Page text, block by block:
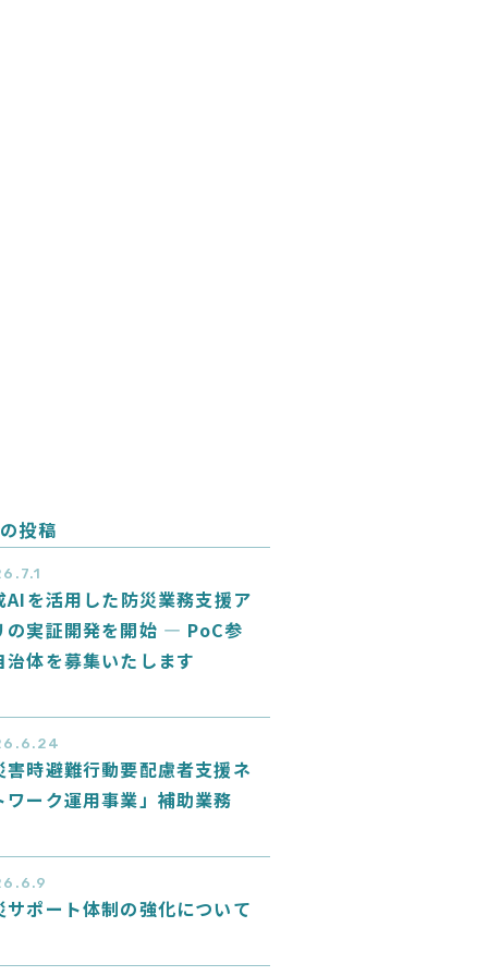
投稿
AIを活用した防災業務支援ア
の実証開発を開始 ― PoC参
治体を募集いたします
害時避難行動要配慮者支援ネ
ワーク運用事業」補助業務
サポート体制の強化について